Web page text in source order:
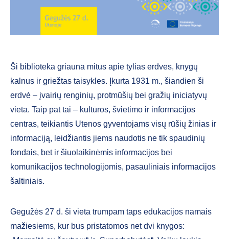
Ši biblioteka griauna mitus apie tylias erdves, knygų
kalnus ir griežtas taisykles. Įkurta 1931 m., šiandien ši
erdvė – įvairių renginių, protmūšių bei gražių iniciatyvų
vieta. Taip pat tai – kultūros, švietimo ir informacijos
centras, teikiantis Utenos gyventojams visų rūšių žinias ir
informaciją, leidžiantis jiems naudotis ne tik spaudinių
fondais, bet ir šiuolaikinėmis informacijos bei
komunikacijos technologijomis, pasauliniais informacijos
šaltiniais.
Gegužės 27 d. ši vieta trumpam taps edukacijos namais
mažiesiems, kur bus pristatomos net dvi knygos: